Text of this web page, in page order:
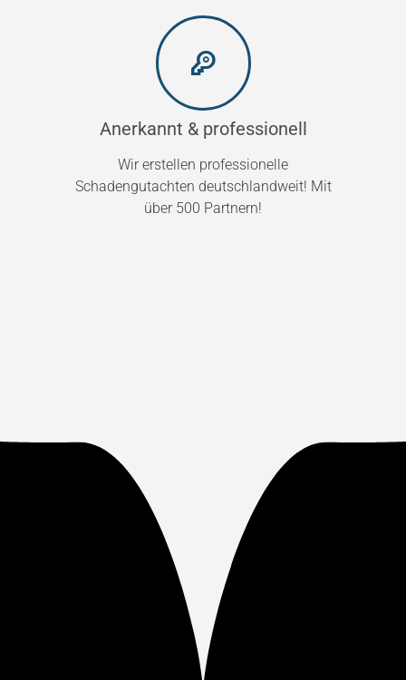
Anerkannt & professionell
Wir erstellen professionelle
Schadengutachten deutschlandweit! Mit
über 500 Partnern!